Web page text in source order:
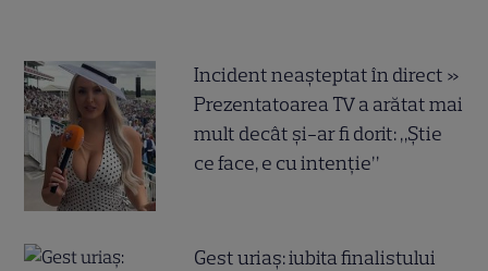
Incident neașteptat în direct »
Prezentatoarea TV a arătat mai
mult decât și-ar fi dorit: „Știe
ce face, e cu intenție”
Gest uriaș: iubita finalistului